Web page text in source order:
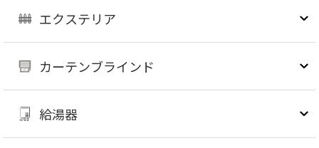
エクステリア
カーテンブラインド
給湯器